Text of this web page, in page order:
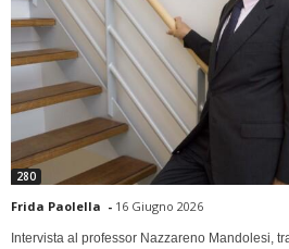
280
Frida Paolella - 16 Giugno 2026
Intervista al professor Nazzareno Mandolesi,